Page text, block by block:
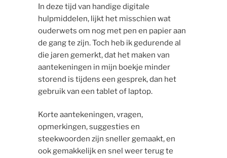
In deze tijd van handige digitale
hulpmiddelen, lijkt het misschien wat
ouderwets om nog met pen en papier aan
de gang te zijn. Toch heb ik gedurende al
die jaren gemerkt, dat het maken van
aantekeningen in mijn boekje minder
storend is tijdens een gesprek, dan het
gebruik van een tablet of laptop.
Korte aantekeningen, vragen,
opmerkingen, suggesties en
steekwoorden zijn sneller gemaakt, en
ook gemakkelijk en snel weer terug te